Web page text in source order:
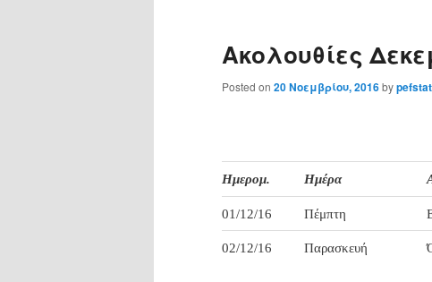
Ακολουθίες
Posted on 20 Νοεμβρίου, 2016by
Ημερομ. Ημέρα
01/12/16 Πέμπτη
02/12/16 Παρασκευή